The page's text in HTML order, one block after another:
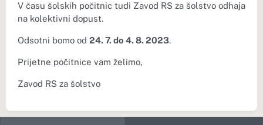
V času šolskih počitnic tudi Zavod RS za šolstvo odhaja
na kolektivni dopust.
Odsotni bomo od 24. 7. do 4. 8. 2023.
Prijetne počitnice vam želimo,
Zavod RS za šolstvo